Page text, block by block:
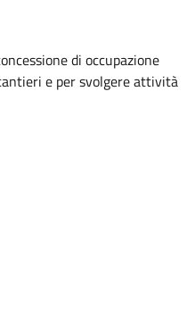
di occupazione
e per svolgere attività